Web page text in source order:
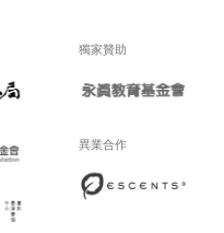
獨家贊助
異業合作